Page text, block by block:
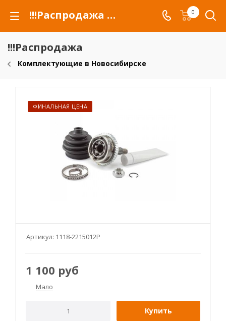
!!!Распродажа для автомобилей российских марок и сельхозтехники 0
!!!Распродажа
Комплектующие в Новосибирске
ФИНАЛЬНАЯ ЦЕНА
Артикул: 1118-2215012P
1 100 руб
Мало
Купить